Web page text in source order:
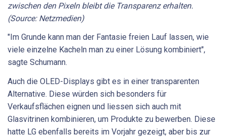
zwischen den Pixeln bleibt die Transparenz erhalten.
(Source: Netzmedien)
"Im Grunde kann man der Fantasie freien Lauf lassen, wie
viele einzelne Kacheln man zu einer Lösung kombiniert",
sagte Schumann.
Auch die OLED-Displays gibt es in einer transparenten
Alternative. Diese würden sich besonders für
Verkaufsflächen eignen und liessen sich auch mit
Glasvitrinen kombinieren, um Produkte zu bewerben. Diese
hatte LG ebenfalls bereits im Vorjahr gezeigt, aber bis zur